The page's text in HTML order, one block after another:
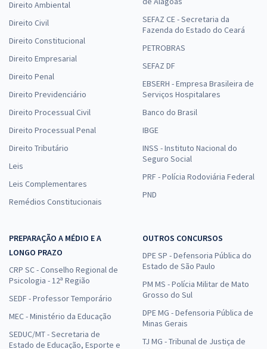
Economize R$ 83,96 (-20%)
Comprar
IFMT - Instituto Federal de Educação, Ciência e Tecnologia de Mato
Grosso - Conhecimentos Específicos para o Cargo: Técnico em
21,32
Economize R$ 63,96 (-20%)
Comprar
Grosso - Área: História
à vista
ou 12x de
32,65
Economize R$ 97,96 (-20%)
Comprar
Direito Ambiental
Direito Civil
Direito Constitucional
Direito Empresarial
Direito Penal
Direito Previdenciário
Direito Processual Civil
Direito Processual Penal
Direito Tributário
Leis
Leis Complementares
Remédios Constitucionais
SEFAZ CE - Secretaria da
Fazenda do Estado do Ceará
PETROBRAS
SEFAZ DF
EBSERH - Empresa Brasileira de
Serviços Hospitalares
Banco do Brasil
IBGE
INSS - Instituto Nacional do
Seguro Social
PRF - Polícia Rodoviária Federal
PND
PREPARAÇÃO A MÉDIO E A
LONGO PRAZO
CRP SC - Conselho Regional de
Psicologia - 12ª Região
SEDF - Professor Temporário
MEC - Ministério da Educação
SEDUC/MT - Secretaria de
Estado de Educação, Esporte e
OUTROS CONCURSOS
DPE SP - Defensoria Pública do
Estado de São Paulo
PM MS - Polícia Militar de Mato
Grosso do Sul
DPE MG - Defensoria Pública de
Minas Gerais
TJ MG - Tribunal de Justiça de